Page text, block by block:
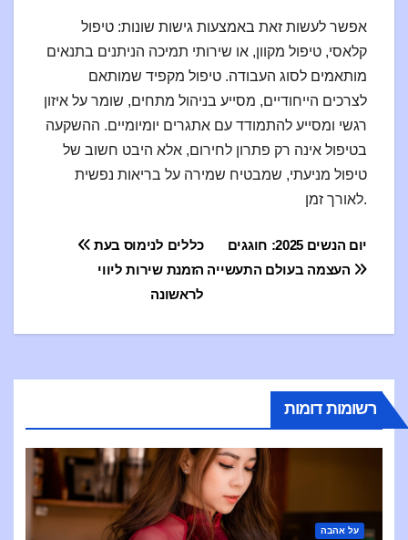
אפשר לעשות זאת באמצעות גישות שונות: טיפול
קלאסי, טיפול מקוון, או שירותי תמיכה הניתנים בתנאים
מותאמים לסוג העבודה. טיפול מקפיד שמותאם
לצרכים הייחודיים, מסייע בניהול מתחים, שומר על איזון
רגשי ומסייע להתמודד עם אתגרים יומיומיים. ההשקעה
בטיפול אינה רק פתרון לחירום, אלא היבט חשוב של
טיפול מניעתי, שמבטיח שמירה על בריאות נפשית
לאורך זמן.
יום הנשים 2025: חוגגים
הזמנת שירות ליווי
לראשונה
רשומות דומות
על אהבה